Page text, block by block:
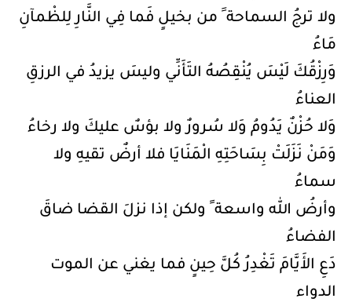
ولا ترجُ السماحة ََ من بخيلٍ فَما فِي النَّارِ لِلظْمآنِ
مَاءُ
وَرِزْقُكَ لَيْسَ يُنْقِصُهُ التَأَنِّي وليسَ يزيدُ في الرزقِ
العناءُ
وَلا حُزْنٌ يَدُومُ وَلا سُرورٌ ولا بؤسٌ عليكَ ولا رخاءُ
وَمَنْ نَزَلَتْ بِسَاحَتِهِ الْمَنَايَا فلا أرضٌ تقيهِ ولا
سماءُ
وأرضُ الله واسعة ً ولكن إذا نزلَ القضا ضاقَ
الفضاءُ
دَعِ الأَيَّامَ تَغْدِرُ كُلَّ حِينٍ فما يغني عن الموت
الدواء